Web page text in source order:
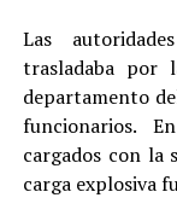
Las
trasladaba por
departamento
funcionarios.
cargados con la
carga explosiva